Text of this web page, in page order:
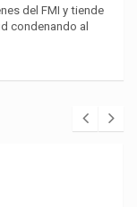
del FMI y tiende
condenando al